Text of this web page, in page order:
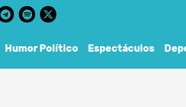
Humor Político Espectáculos